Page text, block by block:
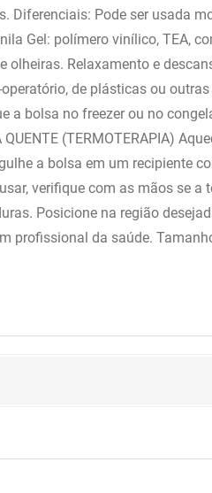
Diferenciais: Pode ser usada
Gel: polímero vinílico, TEA,
olheiras. Relaxamento e
de plásticas ou
a bolsa no freezer ou no
(TERMOTERAPIA)
a bolsa em um recipiente
verifique com as mãos se a
Posicione na região
profissional da saúde.